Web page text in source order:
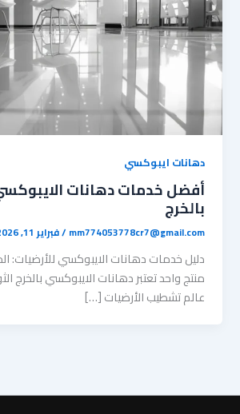
دهانات ايبوكسي
أفضل خدمات دهانات
بالخرج
mm774053778cr7@gmail.com
/فبراير 11, 2026
دليل خدمات دهانات الايبوكسي للأرضيات:
منتج واحد ​تعتبر دهانات الايبوكسي بالخرج
عالم تشطيب الأرضيات […]